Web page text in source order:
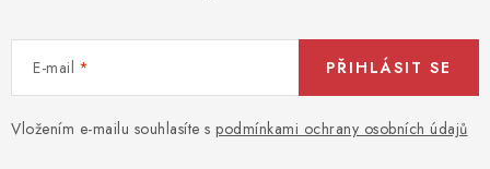
E-mail
Vložením e-mailu souhlasíte s podmínkami ochrany osobních údajů
PŘIHLÁSIT SE